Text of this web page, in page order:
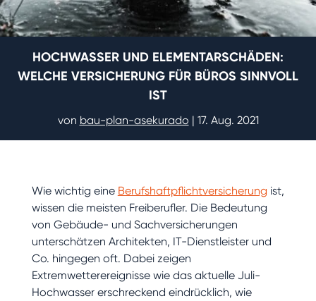
HOCHWASSER UND ELEMENTARSCHÄDEN:
WELCHE VERSICHERUNG FÜR BÜROS SINNVOLL
IST
von bau-plan-asekurado | 17. Aug. 2021
Wie wichtig eine Berufshaftpflichtversicherung ist,
wissen die meisten Freiberufler. Die Bedeutung
von Gebäude- und Sachversicherungen
unterschätzen Architekten, IT-Dienstleister und
Co. hingegen oft. Dabei zeigen
Extremwetterereignisse wie das aktuelle Juli-
Hochwasser erschreckend eindrücklich, wie